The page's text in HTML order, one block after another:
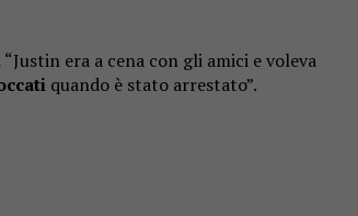
“Justin era a cena con gli amici e voleva
quando è stato arrestato”.